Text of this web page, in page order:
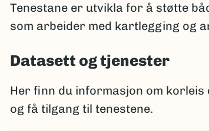
Tenestane er utvikla for å støtte
som arbeider med kartlegging og
Datasett og tjenester
Her finn du informasjon om
og få tilgang til tenestene.